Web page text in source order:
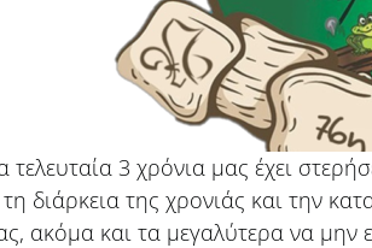
3 χρόνια μας έχει
διάρκεια της χρονιάς και την
ακόμα και τα μεγαλύτερα να μην